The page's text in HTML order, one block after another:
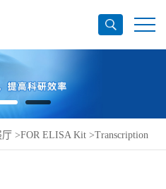
厅 >FOR ELISA Kit >Transcription